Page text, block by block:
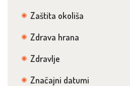
Zaštita okoliša
Zdrava hrana
Zdravlje
Značajni datumi